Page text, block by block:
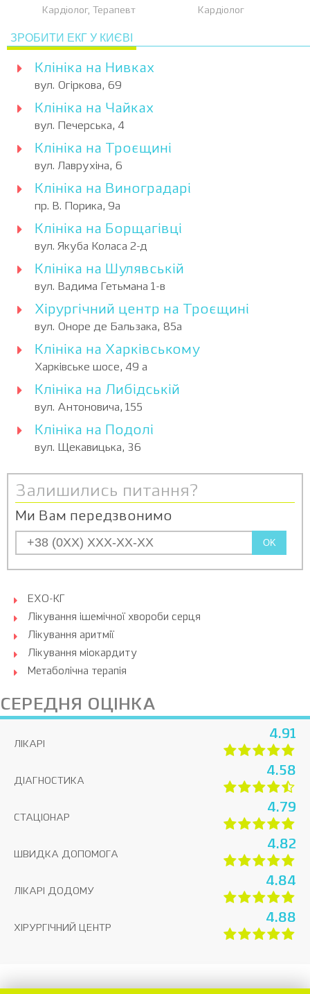
Кардіолог, Терапевт Кардіолог
ЗРОБИТИ ЕКГ У КИЄВІ
Клініка на Нивках
вул. Огіркова, 69
Клініка на Чайках
вул. Печерська, 4
Клініка на Троєщині
вул. Лаврухіна, 6
Клініка на Виноградарі
пр. В. Порика, 9а
Клініка на Борщагівці
вул. Якуба Коласа 2-д
Клініка на Шулявській
вул. Вадима Гетьмана 1-в
Хірургічний центр на Троєщині
вул. Оноре де Бальзака, 85а
Клініка на Харківському
Харківське шосе, 49 а
Клініка на Либідській
вул. Антоновича, 155
Клініка на Подолі
вул. Щекавицька, 36
Залишились питання?
Ми Вам передзвонимо
OK
ЕХО-КГ
Лікування ішемічної хвороби серця
Лікування аритмії
Лікування міокардиту
Метаболічна терапія
СЕРЕДНЯ ОЦІНКА
ЛІКАРІ
4.91
ДІАГНОСТИКА
4.58
СТАЦІОНАР
4.79
ШВИДКА ДОПОМОГА
4.82
ЛІКАРІ ДОДОМУ
4.84
ХІРУРГІЧНИЙ ЦЕНТР
4.88